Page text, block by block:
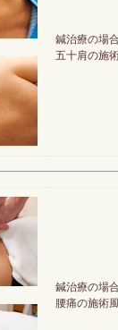
鍼治療の場合
五十肩の施
鍼治療の場合
腰痛の施術